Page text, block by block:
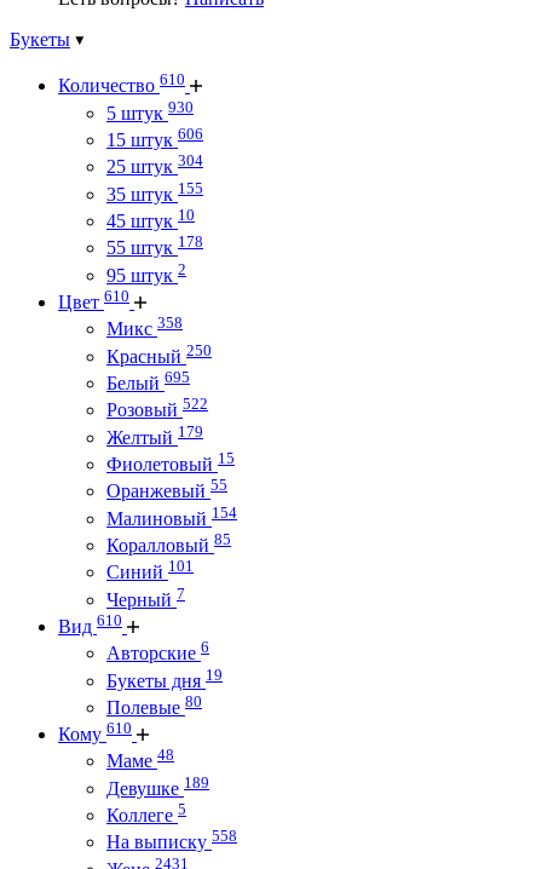
Букеты
Количество 610
5 штук 930
15 штук 606
25 штук 304
35 штук 155
45 штук 10
55 штук 178
95 штук 2
Цвет 610
Микс 358
Красный 250
Белый 695
Розовый 522
Желтый 179
Фиолетовый 15
Оранжевый 55
Малиновый 154
Коралловый 85
Синий 101
Черный 7
Вид 610
Авторские 6
Букеты дня 19
Полевые 80
Кому 610
Маме 48
Девушке 189
Коллеге 5
На выписку 558
2431